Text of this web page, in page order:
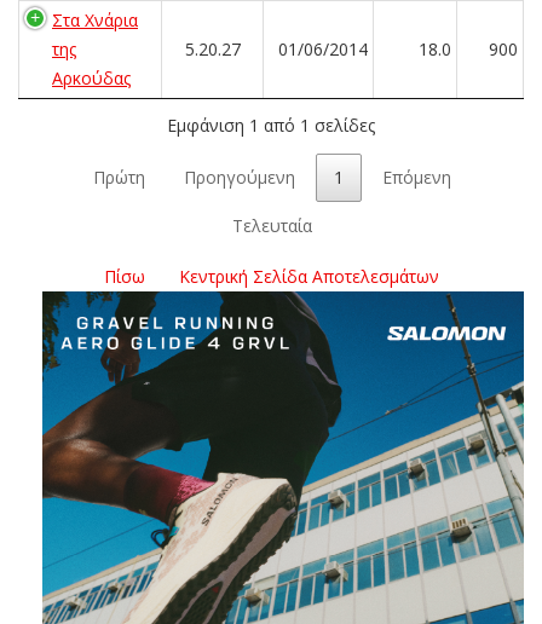
Στα Χνάρια
της
Αρκούδας
5.20.27 01/06/2014 18.0 900
Εμφάνιση 1 από 1 σελίδες
Πρώτη Προηγούμενη 1 Επόμενη
Τελευταία
Πίσω Κεντρική Σελίδα Αποτελεσμάτων